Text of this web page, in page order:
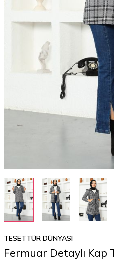
TESETTÜR DÜNYASI
Fermuar Detaylı Kap